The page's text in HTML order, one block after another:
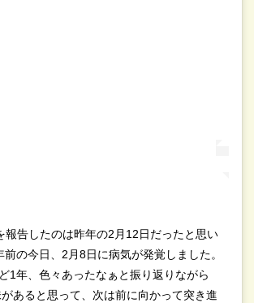
報告したのは昨年の2月12日だったと思い
前の今日、2月8日に病気が発覚しました。
1年、色々あったなぁと振り返りながら
あると思って、次は前に向かって突き進